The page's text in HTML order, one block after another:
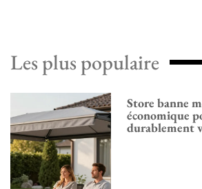
Les plus populaire
Store banne
économique
durablement